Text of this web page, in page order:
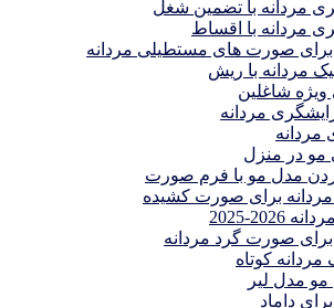
مردانه با تضمین شغل
مردانه با اقساط
برای صورت های مستطیلی مردانه
مردانه با ریش
شاغلین
مردانه
مردانه
مو در منزل
مدل مو با فرم صورت
برای صورت کشیده
2025
صورت گرد مردانه
کوتاه
مدل لیر
داماد